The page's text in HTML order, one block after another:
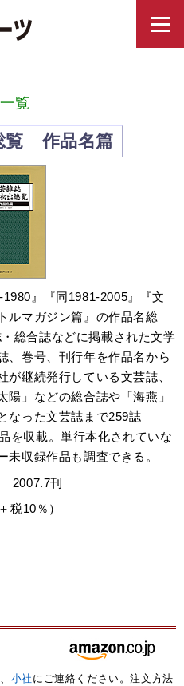
覧
覧 作品名篇
1980』『同1981-2005』『文
ルマガジン篇』の作品名総
総合誌などに掲載された文学
、巻号、刊行年を作品名から
が継続発行している文芸誌、
陽」などの総合誌や「海燕」
なった文芸誌まで259誌
を収載。単行本化されていな
未収録作品も調査できる。
2007.7刊
税10％）
小社 にご連絡ください。注文方法